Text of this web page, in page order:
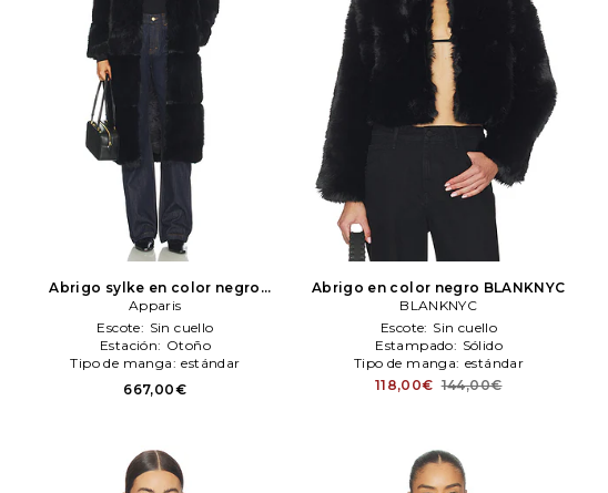
Abrigo sylke en color negro
Apparis
Apparis
Escote: Sin cuello
Estación: Otoño
Tipo de manga: estándar
667,00€
Abrigo en color negro BLANKNYC
BLANKNYC
Escote: Sin cuello
Estampado: Sólido
Tipo de manga: estándar
118,00€ 144,00€